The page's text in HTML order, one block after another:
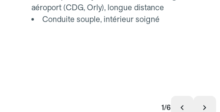
aéroport (CDG, Orly), longue distance
Conduite souple, intérieur soigné
1/6